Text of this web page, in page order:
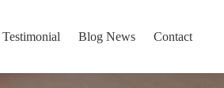
Testimonial Blog News Contact